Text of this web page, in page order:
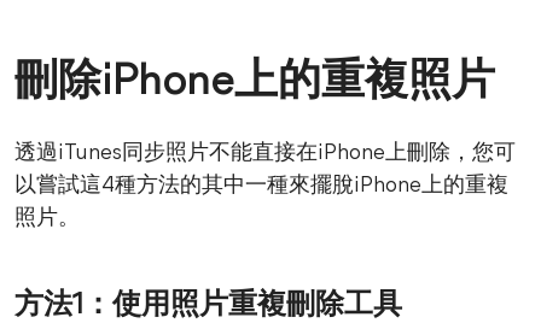
刪除iPhone上的重複照片
透過iTunes同步照片不能直接在iPhone上刪除，您可
以嘗試這4種方法的其中一種來擺脫iPhone上的重複
照片。
方法1：使用照片重複刪除工具